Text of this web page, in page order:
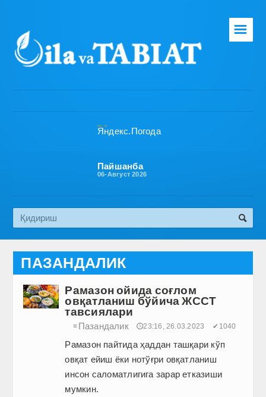
Бош саҳифа
Эко медиа
☰
Пайшанба
06-Август 2026
ПАЗАНДАЛИК
Рамазон ойида соғлом
овқатланиш бўйича ЖССТ
тавсиялари
≡ Пазандалик 🕔23:16, 26.03.2023 ✔1040
Рамазон пайтида ҳаддан ташқари кўп
овқат ейиш ёки нотўғри овқатланиш
инсон саломатлигига зарар етказиши
мумкин.